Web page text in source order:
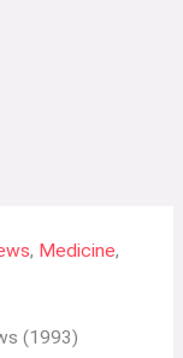
, Medicine,
(1993)